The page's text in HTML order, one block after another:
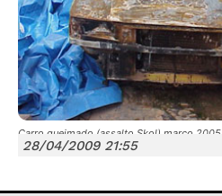
Carro queimado (assalto Skol) março 2005
28/04/2009 21:55